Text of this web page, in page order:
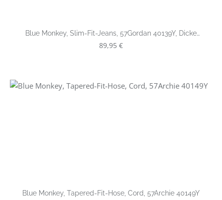
Blue Monkey, Slim-Fit-Jeans, 57Gordan 40139Y, Dicke
Kontrastnähte
Regulärer Preis:
89,95 €
Blue Monkey, Tapered-Fit-Hose, Cord, 57Archie 40149Y